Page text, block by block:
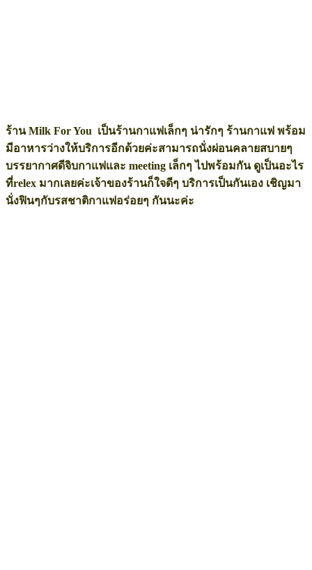
ร้าน Milk For You เป็นร้านกาแฟเล็กๆ น่ารักๆ ร้านกาแฟ พร้อม
มีอาหารว่างให้บริการอีกด้วยค่ะสามารถนั่งผ่อนคลายสบายๆ
บรรยากาศดีจิบกาแฟและ meeting เล็กๆ ไปพร้อมกัน ดูเป็นอะไร
ที่relex มากเลยค่ะเจ้าของร้านก็ใจดีๆ บริการเป็นกันเอง เชิญมา
นั่งฟินๆกับรสชาติกาแฟอร่อยๆ กันนะค่ะ